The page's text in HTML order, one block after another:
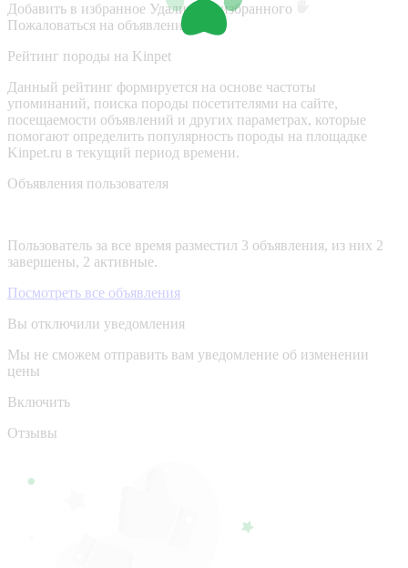
Добавить в избранное Удалить из избранного
Пожаловаться на объявление
Рейтинг породы на Kinpet
Данный рейтинг формируется на основе частоты
упоминаний, поиска породы посетителями на сайте,
посещаемости объявлений и других параметрах, которые
помогают определить популярность породы на площадке
Kinpet.ru в текущий период времени.
Объявления пользователя
Пользователь за все время разместил 3 объявления, из них 2
завершены, 2 активные.
Посмотреть все объявления
Вы отключили уведомления
Мы не сможем отправить вам уведомление об изменении
цены
Включить
Отзывы